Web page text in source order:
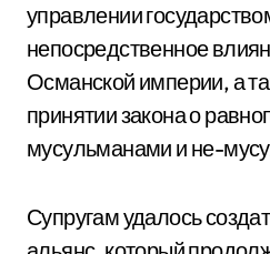
управлении
непосредственное
Османской империи, а
принятии закона о
мусульманами и не-
Супругам удалось